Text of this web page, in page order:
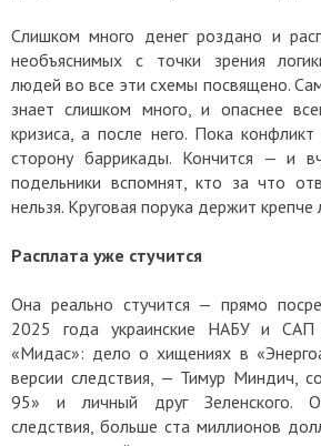
Слишком много денег роздано и
необъяснимых с точки зрения
людей во все эти схемы посвящено.
знает слишком много, и опаснее
кризиса, а после него. Пока
сторону баррикады. Кончится — и
подельники вспомнят, кто за что
нельзя. Круговая порука держит
Расплата уже стучится
Она реально стучится — прямо
2025 года украинские НАБУ и САП
«Мидас»: дело о хищениях в
версии следствия, — Тимур Миндич,
95» и личный друг Зеленского.
следствия, больше ста миллионов